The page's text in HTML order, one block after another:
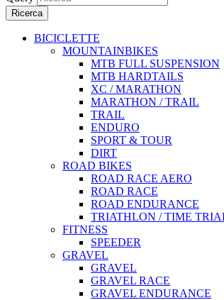
Ricerca
BICICLETTE
MOUNTAINBIKES
MTB FULL SUSPENSION
MTB HARDTAILS
XC / MARATHON
MARATHON / TRAIL
TRAIL
ENDURO
SPORT & TOUR
DIRT
ROAD BIKES
ROAD RACE AERO
ROAD RACE
ROAD ENDURANCE
TRIATHLON / TIME
FITNESS
SPEEDER
GRAVEL
GRAVEL
GRAVEL RACE
GRAVEL ENDURANCE